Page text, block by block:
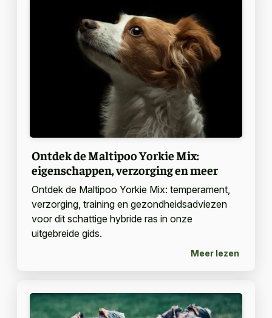
Ontdek de Maltipoo Yorkie Mix:
eigenschappen, verzorging en meer
Ontdek de Maltipoo Yorkie Mix: temperament,
verzorging, training en gezondheidsadviezen
voor dit schattige hybride ras in onze
uitgebreide gids.
Meer lezen